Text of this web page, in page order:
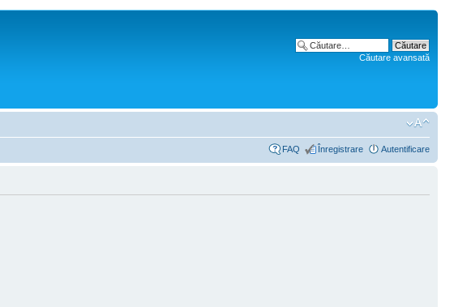
Căutare avansată
FAQ Înregistrare Autentificare